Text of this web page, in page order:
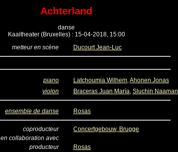
Achterland
danse
Kaaitheater (Bruxelles) : 15-04-2018, 15:00
metteur en scène
Ducourt Jean-Luc
piano Latchoumia Wilhem,Ahonen Jonas
violon
Braceras Juan María, Sluchin Naaman
ensemble de danse Rosas
coproducteur
Concertgebouw, Brugge
en collaboration avec
producteur
Rosas